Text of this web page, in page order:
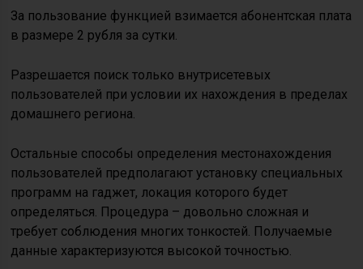
За пользование функцией взимается абонентская плата
в размере 2 рубля за сутки.
Разрешается поиск только внутрисетевых
пользователей при условии их нахождения в пределах
домашнего региона.
Остальные способы определения местонахождения
пользователей предполагают установку специальных
программ на гаджет, локация которого будет
определяться. Процедура – довольно сложная и
требует соблюдения многих тонкостей. Получаемые
данные характеризуются высокой точностью.